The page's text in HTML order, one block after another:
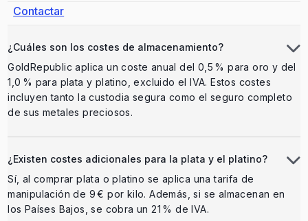
Contactar
¿Cuáles son los costes de almacenamiento?
GoldRepublic aplica un coste anual del 0,5 % para oro y del
1,0 % para plata y platino, excluido el IVA. Estos costes
incluyen tanto la custodia segura como el seguro completo
de sus metales preciosos.
¿Existen costes adicionales para la plata y el platino?
Sí, al comprar plata o platino se aplica una tarifa de
manipulación de 9 € por kilo. Además, si se almacenan en
los Países Bajos, se cobra un 21 % de IVA.